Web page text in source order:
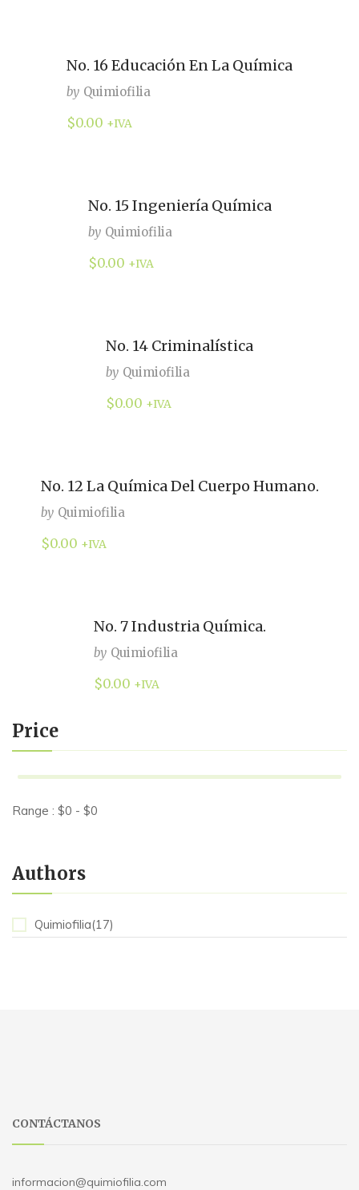
Price
Range : $0 - $0
Authors
Quimiofilia(17)
No. 16 Educación En La Química
by Quimiofilia
$0.00 +IVA
No. 15 Ingeniería Química
by Quimiofilia
$0.00 +IVA
No. 14 Criminalística
by Quimiofilia
$0.00 +IVA
No. 12 La Química Del Cuerpo Humano.
by Quimiofilia
$0.00 +IVA
No. 7 Industria Química.
by Quimiofilia
$0.00 +IVA
CONTÁCTANOS
informacion@quimiofilia.com